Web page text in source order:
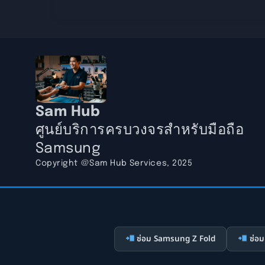
Sam Hub
ศูนย์บริการครบวงจรสำหรับมือถือ
Samsung
Copyright @Sam Hub Services, 2025
ซ่อม Samsung Z Fold ซ่อ